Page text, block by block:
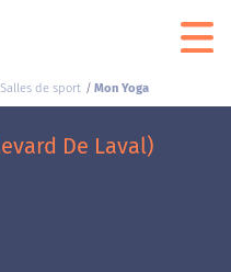
Salles de sport Mon Yoga
De Laval)